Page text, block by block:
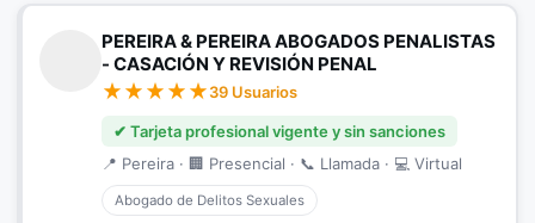
PEREIRA & PEREIRA ABOGADOS PENALISTAS
- CASACIÓN Y REVISIÓN PENAL
39 Usuarios
✔ Tarjeta profesional vigente y sin sanciones
📍 Pereira · 🏢 Presencial · 📞 Llamada · 💻 Virtual
Abogado de Delitos Sexuales